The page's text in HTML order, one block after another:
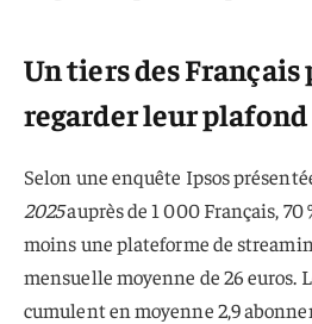
Un tiers des
regarder leur plafond
Selon une enquête Ipsos
2025auprès de 1 000 Français, 70
moins une plateforme de
mensuelle moyenne de 26 euros.
cumulent en moyenne 2,9